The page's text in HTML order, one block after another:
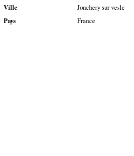
Ville
Jonchery sur vesle
Pays
France